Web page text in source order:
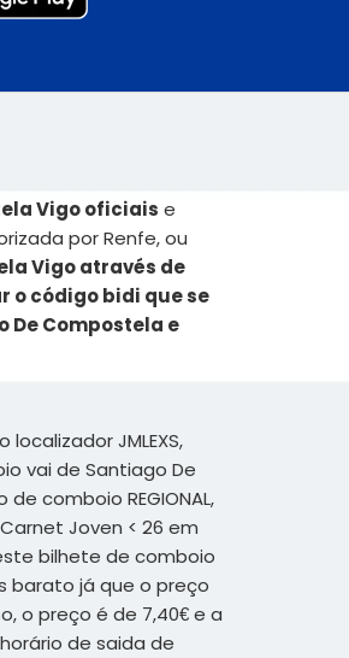
Vigo oficiais e
por Renfe, ou
Vigo através de
o código bidi que se
De Compostela e
JMLEXS,
vai de Santiago De
comboio REGIONAL,
Joven < 26 em
bilhete de comboio
barato já que o preço
o preço é de 7,40€ e a
de saida de